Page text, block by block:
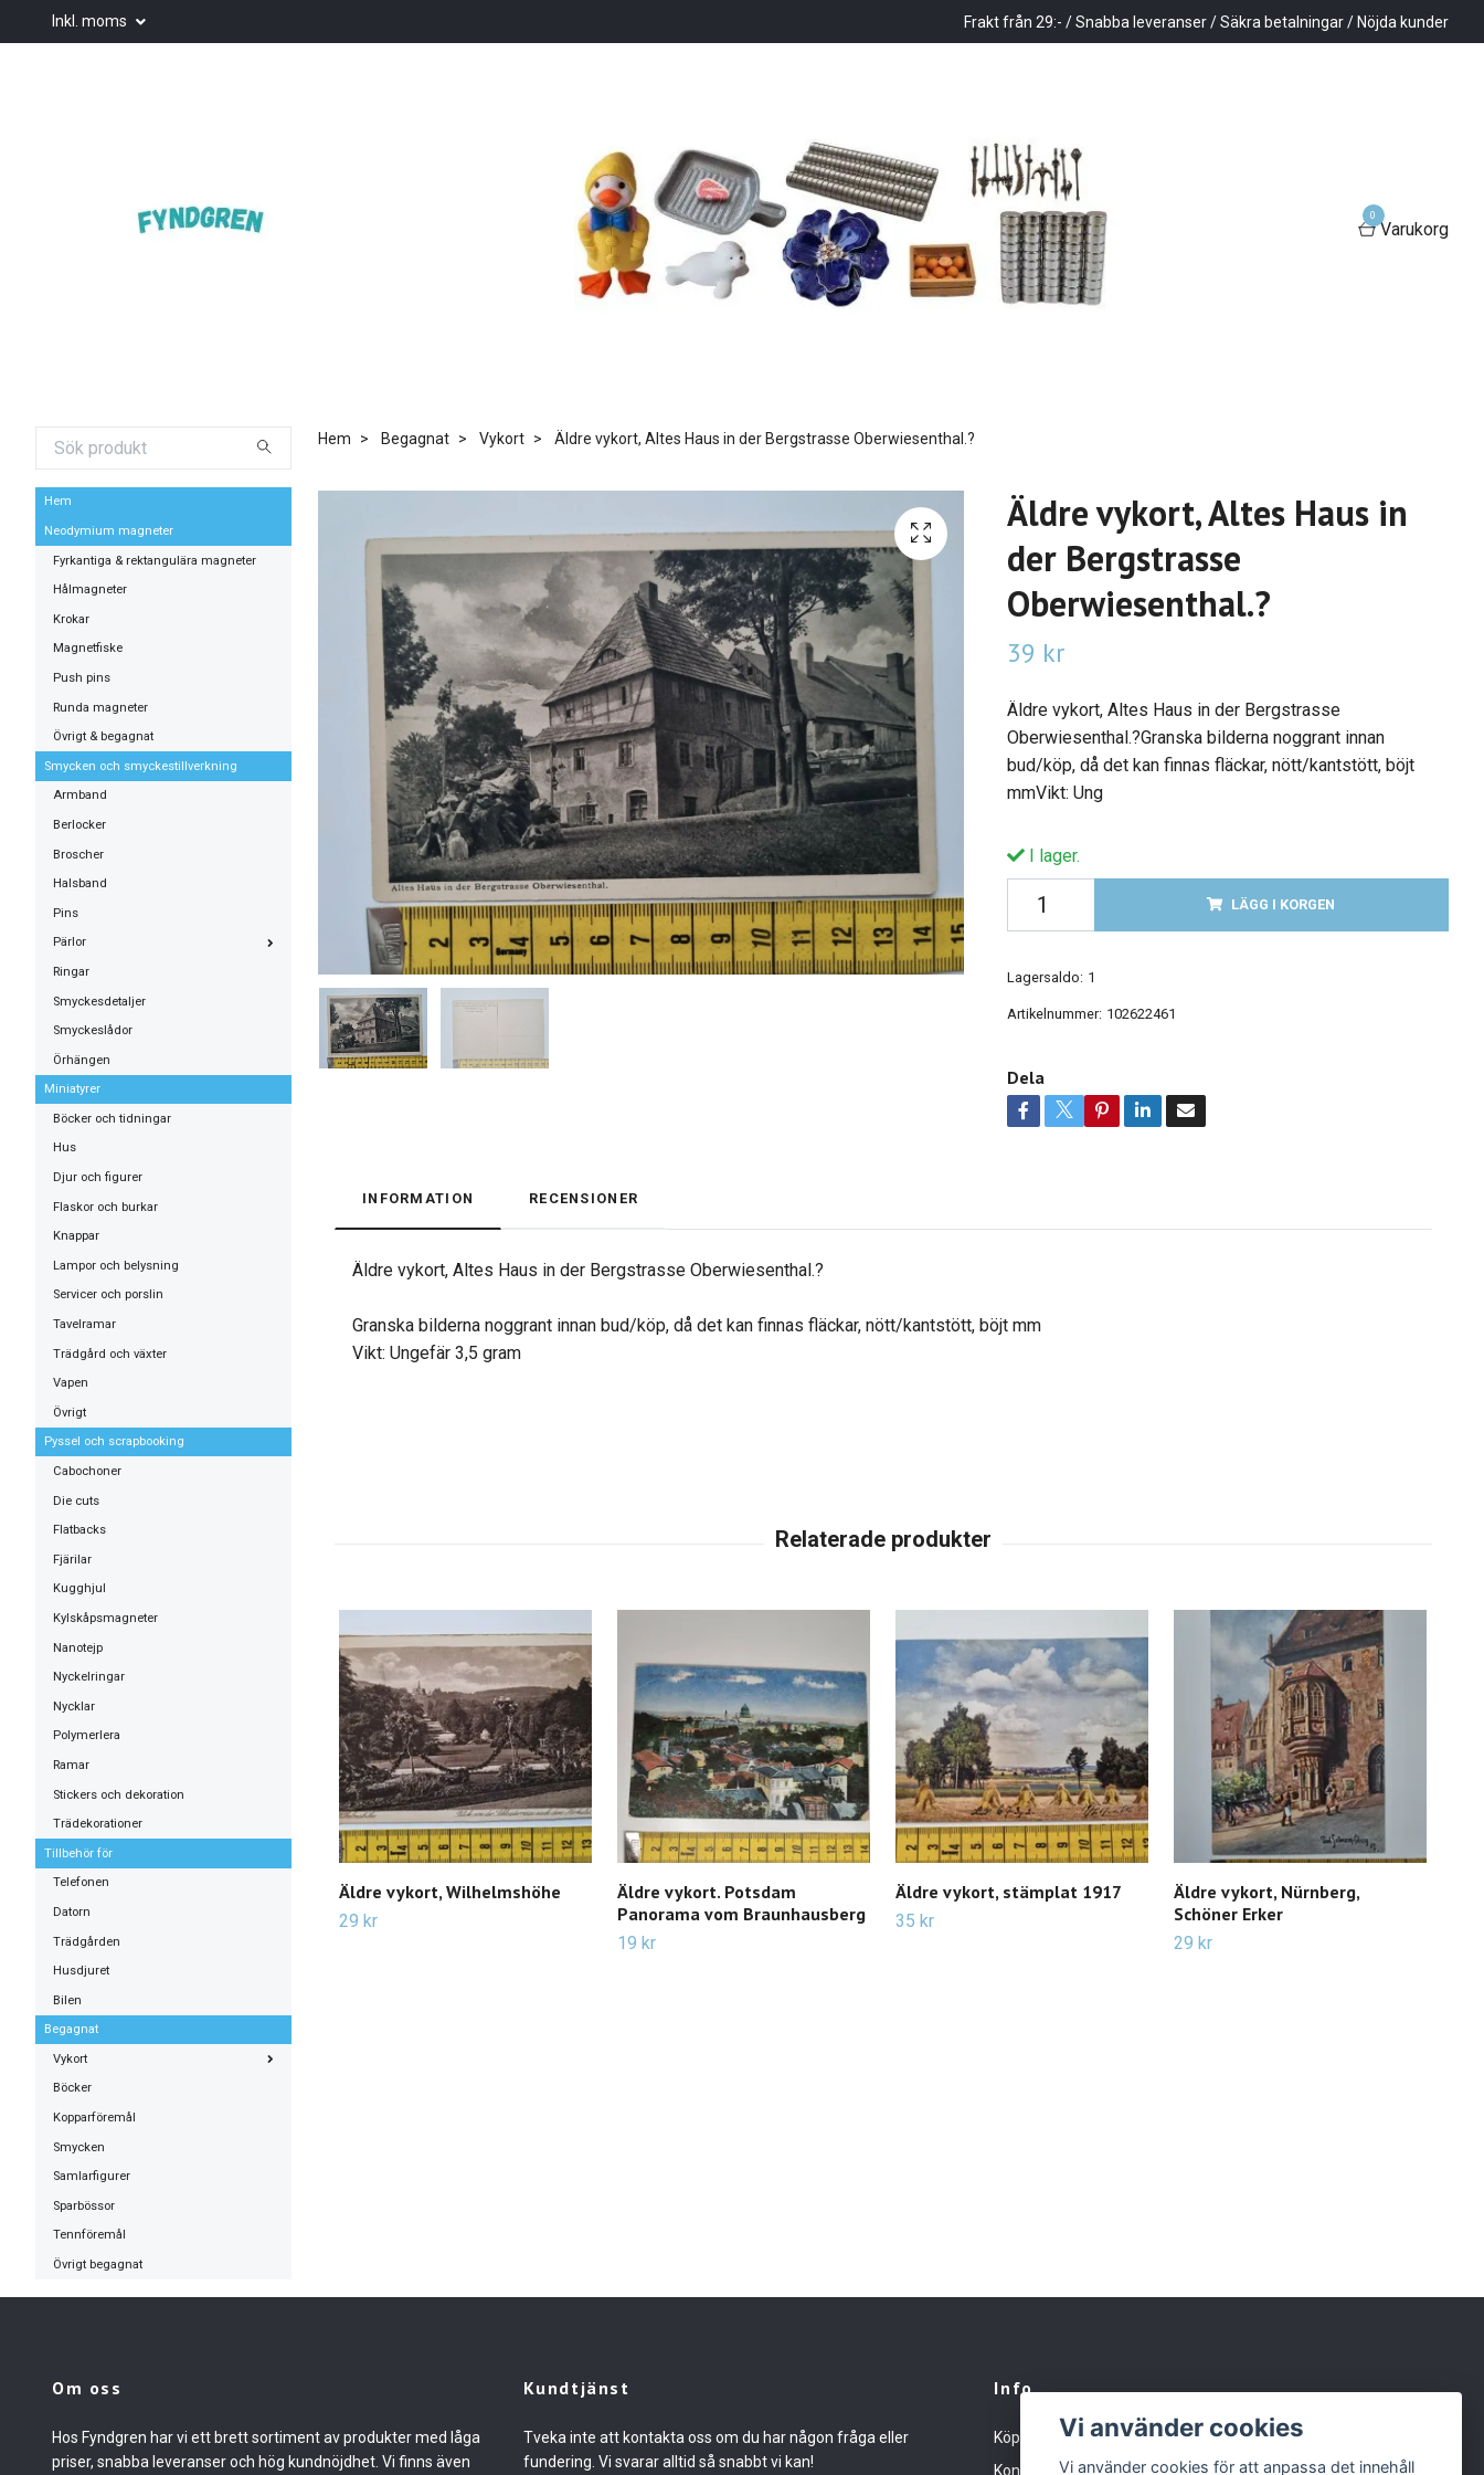
Inkl. moms Frakt från 29:- / Snabba leveranser / Säkra betalningar / Nöjda kunder
0
Varukorg
Hem
Neodymium magneter
Fyrkantiga & rektangulära magneter
Hålmagneter
Krokar
Magnetfiske
Push pins
Runda magneter
Övrigt & begagnat
Smycken och smyckestillverkning
Armband
Berlocker
Broscher
Halsband
Pins
Pärlor
Ringar
Smyckesdetaljer
Smyckeslådor
Örhängen
Miniatyrer
Böcker och tidningar
Hus
Djur och figurer
Flaskor och burkar
Knappar
Lampor och belysning
Servicer och porslin
Tavelramar
Trädgård och växter
Vapen
Övrigt
Pyssel och scrapbooking
Cabochoner
Die cuts
Flatbacks
Fjärilar
Kugghjul
Kylskåpsmagneter
Nanotejp
Nyckelringar
Nycklar
Polymerlera
Ramar
Stickers och dekoration
Trädekorationer
Tillbehör för
Telefonen
Datorn
Trädgården
Husdjuret
Bilen
Begagnat
Vykort
Böcker
Kopparföremål
Smycken
Samlarfigurer
Sparbössor
Tennföremål
Övrigt begagnat
Hem Begagnat Vykort Äldre vykort, Altes Haus in der Bergstrasse Oberwiesenthal.?
Äldre vykort, Altes Haus in
der Bergstrasse
Oberwiesenthal.?
39 kr
Äldre vykort, Altes Haus in der Bergstrasse
Oberwiesenthal.?Granska bilderna noggrant innan
bud/köp, då det kan finnas fläckar, nött/kantstött, böjt
mmVikt: Ung
I lager.
LÄGG I KORGEN
Lagersaldo: 1
Artikelnummer: 102622461
Dela
INFORMATION RECENSIONER
Äldre vykort, Altes Haus in der Bergstrasse Oberwiesenthal.?
Granska bilderna noggrant innan bud/köp, då det kan finnas fläckar, nött/kantstött, böjt mm
Vikt: Ungefär 3,5 gram
Äldre vykort, Wilhelmshöhe
29 kr
Äldre vykort. Potsdam
Panorama vom Braunhausberg
19 kr
Äldre vykort, stämplat 1917
35 kr
Äldre vykort, Nürnberg,
Schöner Erker
29 kr
Om oss
Hos Fyndgren har vi ett brett sortiment av produkter med låga
priser, snabba leveranser och hög kundnöjdhet. Vi finns även
Kundtjänst
Tveka inte att kontakta oss om du har någon fråga eller
fundering. Vi svarar alltid så snabbt vi kan!
Info
Köpvillkor
Kontakt
Vi använder cookies
Vi använder cookies för att anpassa det innehåll